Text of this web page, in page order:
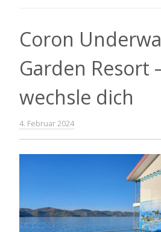
Coron
Garden Resort
wechsle dich
4. Februar 2024